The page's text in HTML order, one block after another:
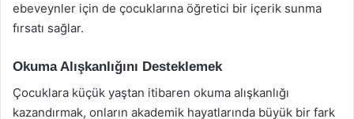
ebeveynler için de çocuklarına öğretici bir içerik sunma
fırsatı sağlar.
Okuma Alışkanlığını Desteklemek
Çocuklara küçük yaştan itibaren okuma alışkanlığı
kazandırmak, onların akademik hayatlarında büyük bir fark